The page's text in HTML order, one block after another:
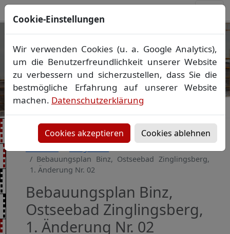
Ihr Vermessungsbüro in
Mecklenburg-Vorpommern
Wir vermessen Ihr Grundstück
Lageplan Absteckung▪Bauvermessung ▪
Gebäudeeinmessung
Grenzfeststellung▪Amtliche Auskünfte und
Vorheriges Bild
Bebauungsplan Binz, Ostseebad Zinglingsberg,
1. Änderung Nr. 02
Bebauungsplan Binz,
Ostseebad Zinglingsberg,
1. Änderung Nr. 02
Cookie-Einstellungen
Wir verwenden Cookies (u. a. Google Analytics),
um die Benutzerfreundlichkeit unserer Website
zu verbessern und sicherzustellen, dass Sie die
bestmögliche Erfahrung auf unserer Website
machen. Datenschutzerklärung
Cookies akzeptieren Cookies ablehnen